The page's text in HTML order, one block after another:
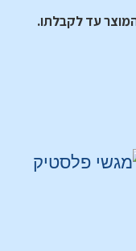
המוצר עד לקבלתו.